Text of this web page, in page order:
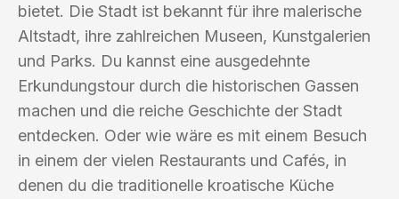
bietet. Die Stadt ist bekannt für ihre malerische
Altstadt, ihre zahlreichen Museen, Kunstgalerien
und Parks. Du kannst eine ausgedehnte
Erkundungstour durch die historischen Gassen
machen und die reiche Geschichte der Stadt
entdecken. Oder wie wäre es mit einem Besuch
in einem der vielen Restaurants und Cafés, in
denen du die traditionelle kroatische Küche